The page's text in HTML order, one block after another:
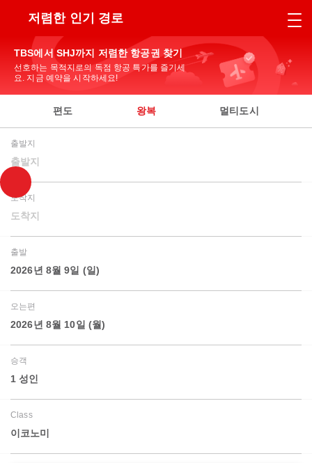
저렴한 인기 경로
TBS에서 SHJ까지 저렴한 항공권 찾기
선호하는 목적지로의 독점 항공 특가를 즐기세
요. 지금 예약을 시작하세요!
편도 왕복 멀티도시
출발지
출발지
도착지
도착지
출발
2026년 8월 9일 (일)
오는편
2026년 8월 10일 (월)
승객
1 성인
Class
이코노미